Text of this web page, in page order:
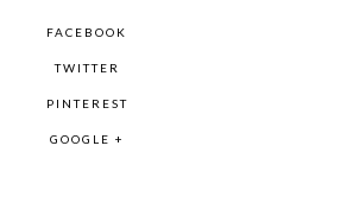
FACEBOOK
TWITTER
PINTEREST
GOOGLE +